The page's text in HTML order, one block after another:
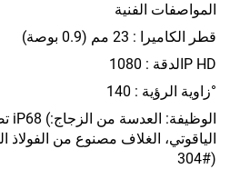
المواصفات الفنية
قطر الكاميرا : 23 مم (0.9 بوصة)
الدقة : 1080P HD
زاوية الرؤية: 140°
iP68 (:الوظيفة: العدسة من الزجاج
الياقوتي، الغلاف مصنوع من الفولاذ
#304)